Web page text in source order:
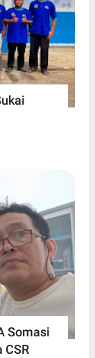
Somasi
CSR